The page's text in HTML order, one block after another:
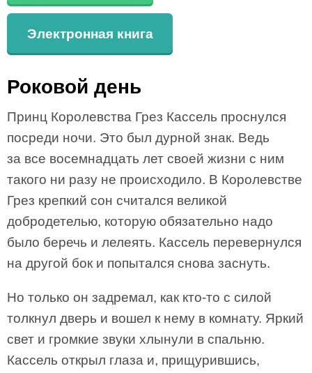
Электронная книга
Роковой день
Принц Королевства Грез Кассель проснулся
посреди ночи. Это был дурной знак. Ведь
за все восемнадцать лет своей жизни с ним
такого ни разу не происходило. В Королевстве
Грез крепкий сон считался великой
добродетелью, которую обязательно надо
было беречь и лелеять. Кассель перевернулся
на другой бок и попытался снова заснуть.
Но только он задремал, как кто-то с силой
толкнул дверь и вошел к нему в комнату. Яркий
свет и громкие звуки хлынули в спальню.
Кассель открыл глаза и, прищурившись,